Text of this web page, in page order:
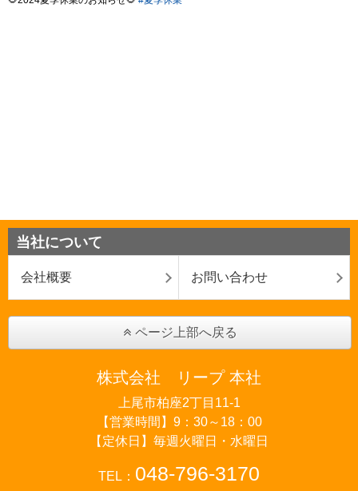
当社について
会社概要 お問い合わせ
ページ上部へ戻る
株式会社 リープ 本社
上尾市柏座2丁目11-1
【営業時間】9：30～18：00
【定休日】毎週火曜日・水曜日
TEL： 048-796-3170